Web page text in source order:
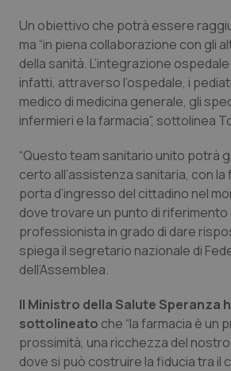
Psoriasi & pelle
Quotidiano Cardiologia
Quotidiano Oncologia
Quotidiano Pediatria
Rene & patologie
Salute orale & impianti
Sangue & coagulazione
Un obiettivo che potrà essere
ma “in piena collaborazione con gli
della sanità. L’integrazione
infatti, attraverso l’ospedale, i
medico di medicina generale, gli
infermieri e la farmacia”, sottolinea
“Questo team sanitario unito potrà
certo all’assistenza sanitaria, con la
porta d’ingresso del cittadino nel
dove trovare un punto di riferimento
professionista in grado di dare
spiega il segretario nazionale di
dell’Assemblea.
Il Ministro della Salute Speranza
sottolineato che “la farmacia è un
prossimità, una ricchezza del
dove si può costruire la fiducia tra il